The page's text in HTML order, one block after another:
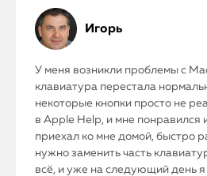
Игорь
У меня возникли проблемы с
клавиатура перестала
некоторые кнопки просто не
в Apple Help, и мне понравился
приехал ко мне домой, быстро
нужно заменить часть
всё, и уже на следующий день я